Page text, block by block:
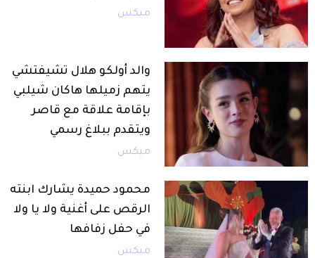
ميكس
والد أولكو هلال تشيفتشي
يتهم زميلها هاكان شيلبي
بإقامة علاقة مع قاصر
ويتقدم ببلاغ رسمي
ميكس
محمود حميدة يشارك ابنته
الرقص على أغنية ولا يا ولا
في حفل زفافها
ميكس